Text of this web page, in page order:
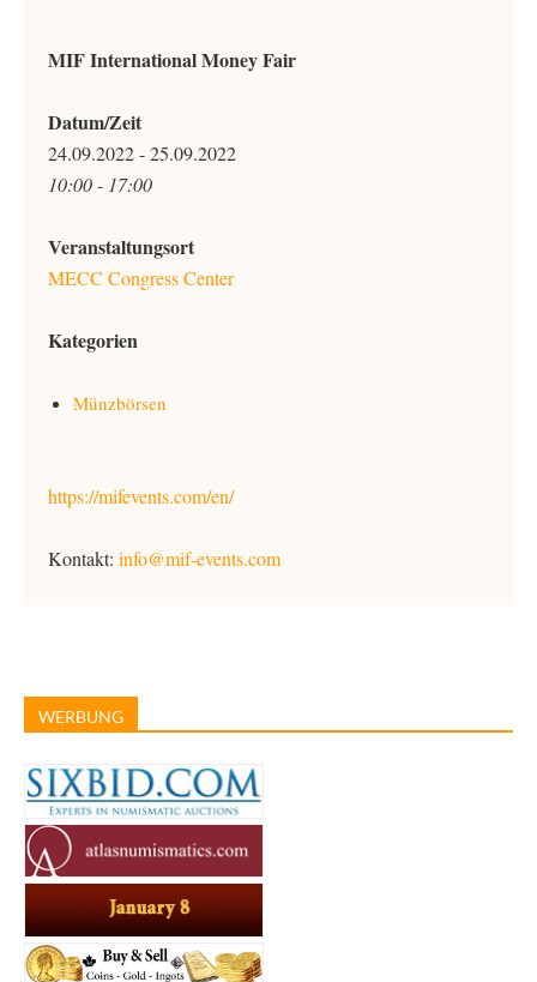
MIF International Money Fair
Datum/Zeit
24.09.2022 - 25.09.2022
10:00 - 17:00
Veranstaltungsort
MECC Congress Center
Kategorien
Münzbörsen
https://mifevents.com/en/
Kontakt: info@mif-events.com
WERBUNG